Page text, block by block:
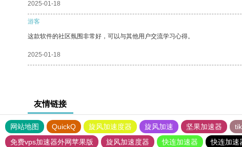
2025-01-18
游客
这款软件的社区氛围非常好，可以与其他用户交流学习心得。
2025-01-18
友情链接
网站地图 QuickQ 旋风加速度器 旋风加速 坚果加速器
免费vps加速器外网苹果版
旋风加速度器 快连加速器 快连加速